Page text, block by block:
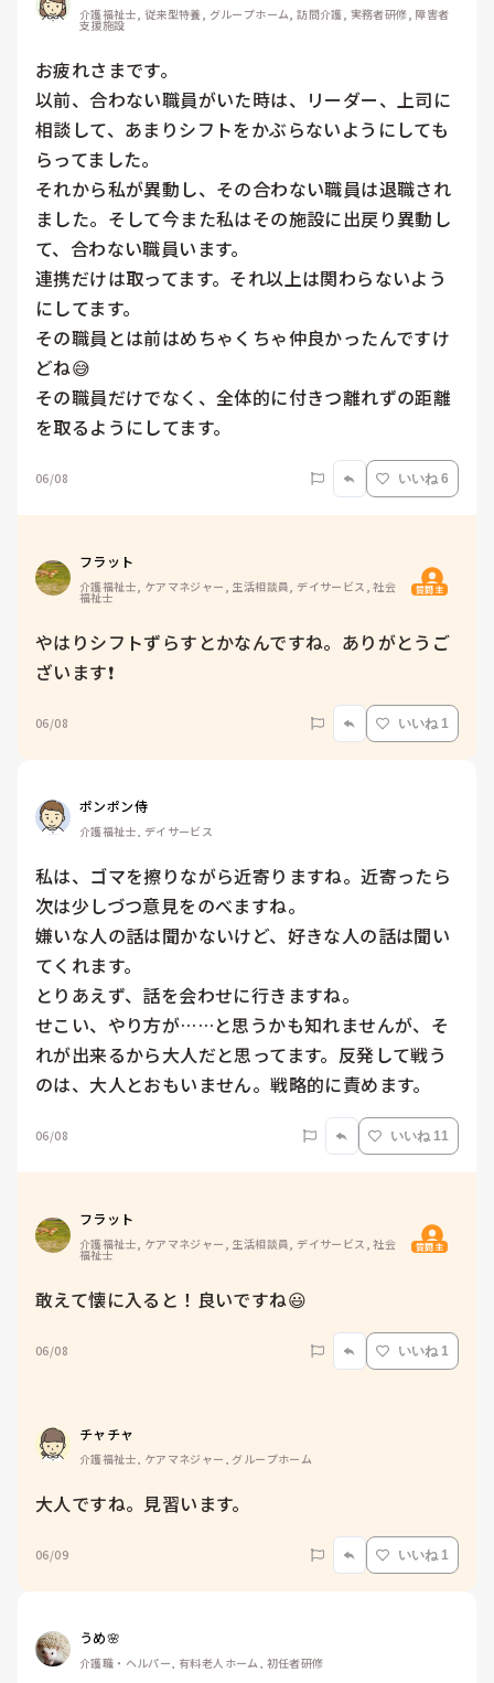
介護福祉士, 従来型特養, グループホーム, 訪問介護, 実務者研修, 障害者
支援施設
お疲れさまです。
以前、合わない職員がいた時は、リーダー、上司に
相談して、あまりシフトをかぶらないようにしても
らってました。
それから私が異動し、その合わない職員は退職され
ました。そして今また私はその施設に出戻り異動し
て、合わない職員います。
連携だけは取ってます。それ以上は関わらないよう
にしてます。
その職員とは前はめちゃくちゃ仲良かったんですけ
どね😅
その職員だけでなく、全体的に付きつ離れずの距離
を取るようにしてます。
06/08 いいね 6
フラット
介護福祉士, ケアマネジャー, 生活相談員, デイサービス, 社会
福祉士 質問主
やはりシフトずらすとかなんですね。ありがとうご
ざいます❗
06/08 いいね 1
ポンポン侍
介護福祉士, デイサービス
私は、ゴマを擦りながら近寄りますね。近寄ったら
次は少しづつ意見をのべますね。
嫌いな人の話は聞かないけど、好きな人の話は聞い
てくれます。
とりあえず、話を会わせに行きますね。
せこい、やり方が……と思うかも知れませんが、そ
れが出来るから大人だと思ってます。反発して戦う
のは、大人とおもいません。戦略的に責めます。
06/08 いいね 11
フラット
介護福祉士, ケアマネジャー, 生活相談員, デイサービス, 社会
福祉士 質問主
敢えて懐に入ると！良いですね😃
06/08 いいね 1
チャチャ
介護福祉士, ケアマネジャー, グループホーム
大人ですね。見習います。
06/09 いいね 1
うめ🌸
介護職・ヘルパー, 有料老人ホーム, 初任者研修